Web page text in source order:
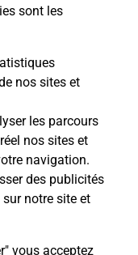
sont les
nos sites et
les parcours
nos sites et
navigation.
des publicités
sur notre site et
vous acceptez
bateau à
proposée par